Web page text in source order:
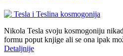
Nikola Tesla svoju kosmogoniju
formu poput knjige ali se ona ipak
Detaljnije